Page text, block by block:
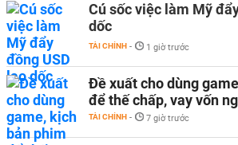
Cú sốc việc làm Mỹ
dốc
TÀI CHÍNH - 1 giờ trước
Đề xuất cho dùng
để thế chấp, vay vốn
TÀI CHÍNH - 7 giờ trước